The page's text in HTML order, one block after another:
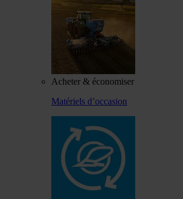
Acheter & économiser
Matériels d’occasion